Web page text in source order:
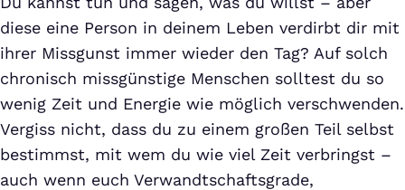
diese eine Person in deinem Leben verdirbt dir mit
ihrer Missgunst immer wieder den Tag? Auf solch
chronisch missgünstige Menschen solltest du so
wenig Zeit und Energie wie möglich verschwenden.
Vergiss nicht, dass du zu einem großen Teil selbst
bestimmst, mit wem du wie viel Zeit verbringst –
auch wenn euch Verwandtschaftsgrade,